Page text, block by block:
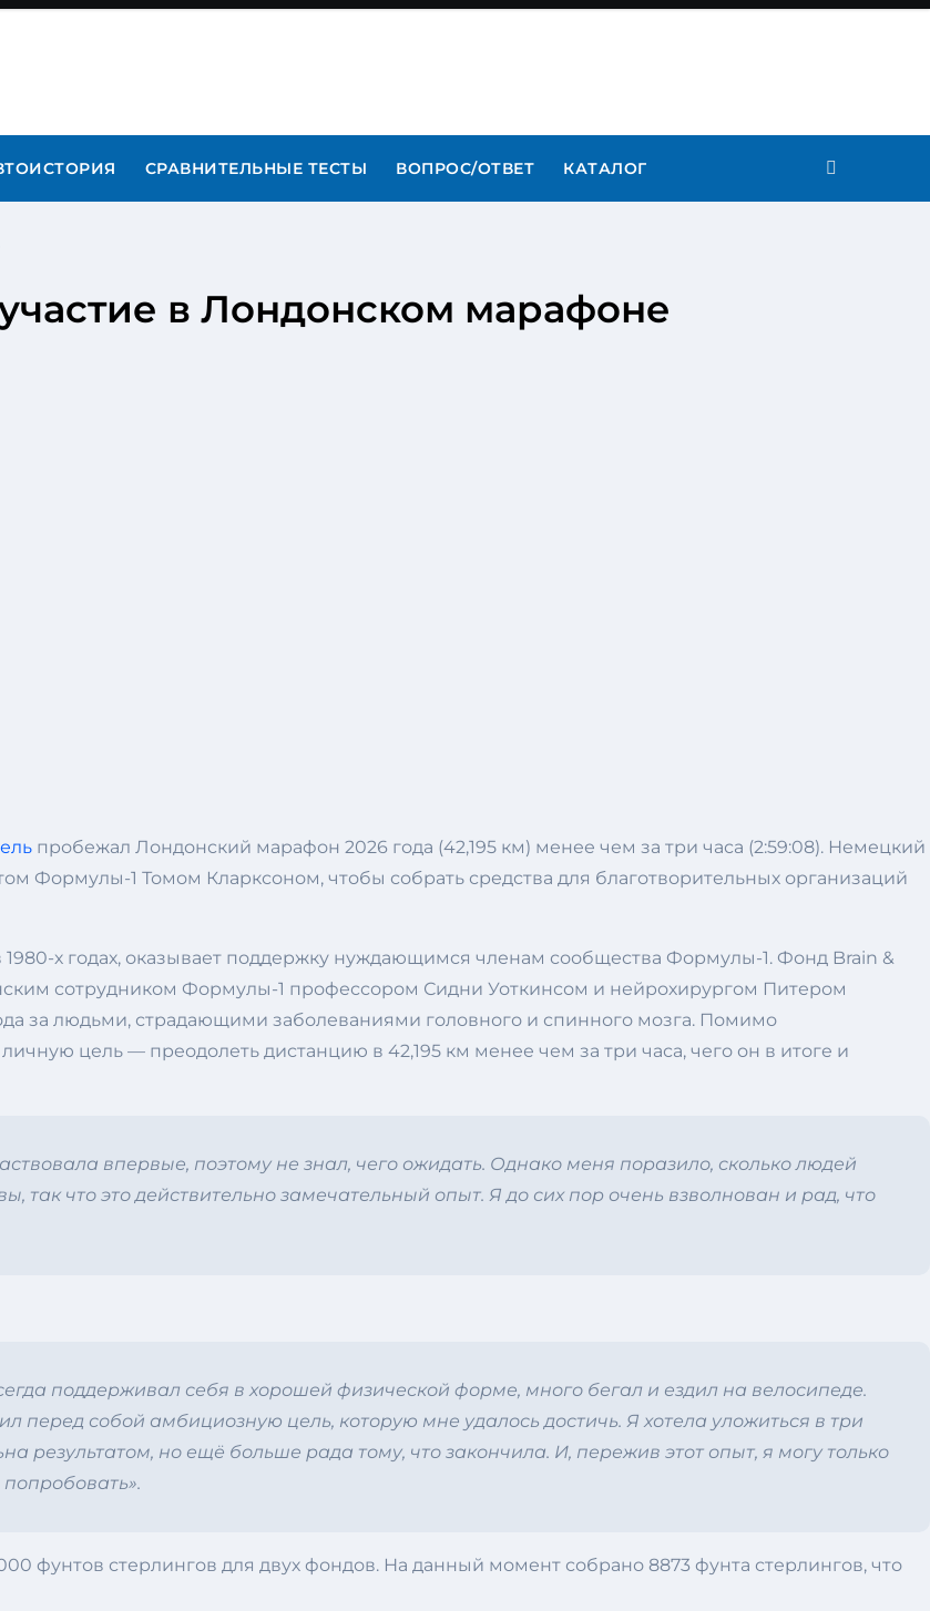
СРАВНИТЕЛЬНЫЕ ТЕСТЫ ВОПРОС/ОТВЕТ КАТАЛОГ
в Лондонском марафоне
пробежал Лондонский марафон 2026 года (42,195 км) менее чем за три часа (2:59:08). Немецкий
Формулы-1 Томом Кларксоном, чтобы собрать средства для благотворительных организаций
х годах, оказывает поддержку нуждающимся членам сообщества Формулы-1. Фонд Brain &
сотрудником Формулы-1 профессором Сидни Уоткинсом и нейрохирургом Питером
за людьми, страдающими заболеваниями головного и спинного мозга. Помимо
цель — преодолеть дистанцию ​​в 42,195 км менее чем за три часа, чего он в итоге и
впервые, поэтому не знал, чего ожидать. Однако меня поразило, сколько людей
так что это действительно замечательный опыт. Я до сих пор очень взволнован и рад, что
поддерживал себя в хорошей физической форме, много бегал и ездил на велосипеде.
перед собой амбициозную цель, которую мне удалось достичь. Я хотела уложиться в три
результатом, но ещё больше рада тому, что закончила. И, пережив этот опыт, я могу только
фунтов стерлингов для двух фондов. На данный момент собрано 8873 фунта стерлингов, что